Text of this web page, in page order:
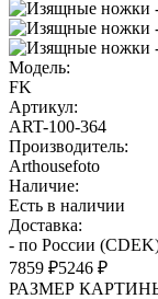
Модель:
FK
Артикул:
ART-100-364
Производитель:
Arthousefoto
Наличие:
Есть в наличии
Доставка:
- по России
7859 ₽5246 ₽
РАЗМЕР